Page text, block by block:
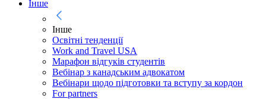
Інше
Інше
Освітні тенденції
Work and Travel USA
Марафон відгуків студентів
Вебінар з канадським адвокатом
Вебінари щодо підготовки та вступу за кордон
For partners